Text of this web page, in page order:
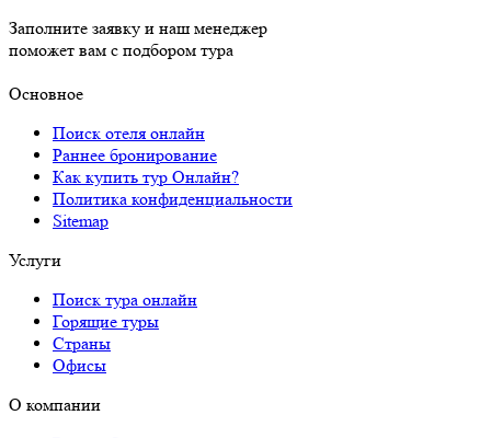
Заполните заявку и наш менеджер
поможет вам с подбором тура
Основное
Поиск отеля онлайн
Раннее бронирование
Как купить тур Онлайн?
Политика конфиденциальности
Sitemap
Услуги
Поиск тура онлайн
Горящие туры
Страны
Офисы
О компании